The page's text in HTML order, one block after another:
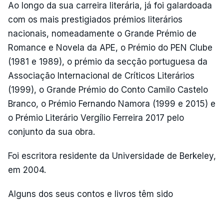
Ao longo da sua carreira literária, já foi galardoada
com os mais prestigiados prémios literários
nacionais, nomeadamente o Grande Prémio de
Romance e Novela da APE, o Prémio do PEN Clube
(1981 e 1989), o prémio da secção portuguesa da
Associação Internacional de Críticos Literários
(1999), o Grande Prémio do Conto Camilo Castelo
Branco, o Prémio Fernando Namora (1999 e 2015) e
o Prémio Literário Vergílio Ferreira 2017 pelo
conjunto da sua obra.
Foi escritora residente da Universidade de Berkeley,
em 2004.
Alguns dos seus contos e livros têm sido